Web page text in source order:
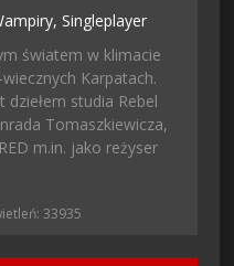
Singleplayer
światem w klimacie
Karpatach.
studia Rebel
Tomaszkiewicza,
m.in. jako reżyser
33935